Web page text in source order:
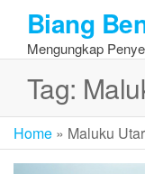
the
content
Biang
Mengungkap
Tag:
Home » Maluku